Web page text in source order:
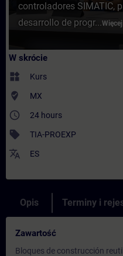
controladores SIMATIC,
desarrollo de progr...Więcej
W skrócie
widgets Kurs
where_to_vote MX
access_time 24 hours
sell TIA-PROEXP
translate ES
Opis Terminy i
Zawartość
Bloques de construcción